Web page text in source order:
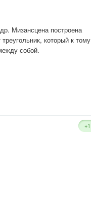
Мизансцена построена
который к тому
собой.
+1